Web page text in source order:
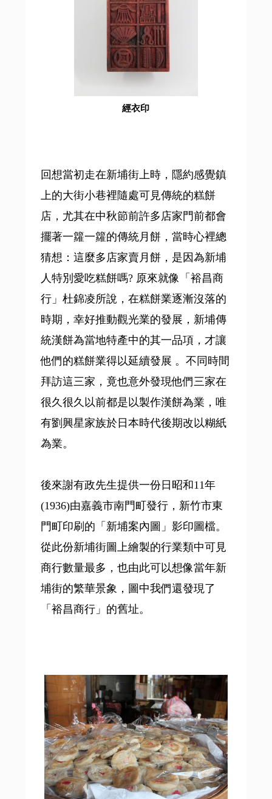
經衣印
回想當初走在新埔街上時，隱約感覺鎮
上的大街小巷裡隨處可見傳統的糕餅
店，尤其在中秋節前許多店家門前都會
擺著一籮一籮的傳統月餅，當時心裡總
猜想：這麼多店家賣月餅，是因為新埔
人特別愛吃糕餅嗎? 原來就像「裕昌商
行」杜錦凌所說，在糕餅業逐漸沒落的
時期，幸好推動觀光業的發展，新埔傳
統漢餅為當地特產中的其一品項，才讓
他們的糕餅業得以延續發展 。不同時間
拜訪這三家，竟也意外發現他們三家在
很久很久以前都是以製作漢餅為業，唯
有劉興星家族於日本時代後期改以糊紙
為業。
後來謝有政先生提供一份日昭和11年
(1936)由嘉義市南門町發行，新竹市東
門町印刷的「新埔案內圖」影印圖檔。
從此份新埔街圖上繪製的行業類中可見
商行數量最多，也由此可以想像當年新
埔街的繁華景象，圖中我們還發現了
「裕昌商行」的舊址。